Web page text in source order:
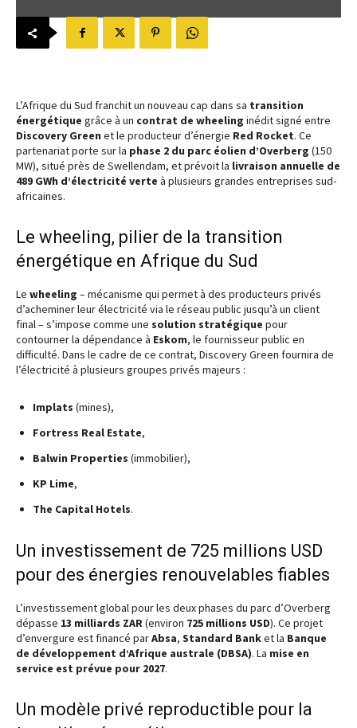
L’Afrique du Sud franchit un nouveau cap dans sa transition
énergétique grâce à un contrat de wheeling inédit signé entre
Discovery Green et le producteur d’énergie Red Rocket. Ce
partenariat porte sur la phase 2 du parc éolien d’Overberg (150
MW), situé près de Swellendam, et prévoit la livraison annuelle de
489 GWh d’électricité verte à plusieurs grandes entreprises sud-
africaines.
Le wheeling, pilier de la transition
énergétique en Afrique du Sud
Le wheeling – mécanisme qui permet à des producteurs privés
d’acheminer leur électricité via le réseau public jusqu’à un client
final – s’impose comme une solution stratégique pour
contourner la dépendance à Eskom, le fournisseur public en
difficulté. Dans le cadre de ce contrat, Discovery Green fournira de
l’électricité à plusieurs groupes privés majeurs :
Implats (mines),
Fortress Real Estate,
Balwin Properties (immobilier),
KP Lime,
The Capital Hotels.
Un investissement de 725 millions USD
pour des énergies renouvelables fiables
L’investissement global pour les deux phases du parc d’Overberg
dépasse 13 milliards ZAR(environ 725 millions USD). Ce projet
d’envergure est financé parAbsa, Standard Banket la Banque
de développement d’Afrique australe (DBSA). La mise en
service est prévue pour 2027.
Un modèle privé reproductible pour la